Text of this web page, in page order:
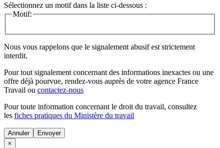
Sélectionnez un motif dans la liste ci-dessous :
Motif:
Nous vous rappelons que le signalement abusif est strictement
interdit.
Pour tout signalement concernant des informations inexactes ou une
offre déjà pourvue, rendez-vous auprès de votre agence France
Travail ou contactez-nous
Pour toute information concernant le droit du travail, consultez
les fiches pratiques du Ministère du travail
Annuler
×